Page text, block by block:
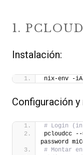
1.
Instalación:
nix-env -
Configuración y
# Login
pcloudcc --
password
# Montar